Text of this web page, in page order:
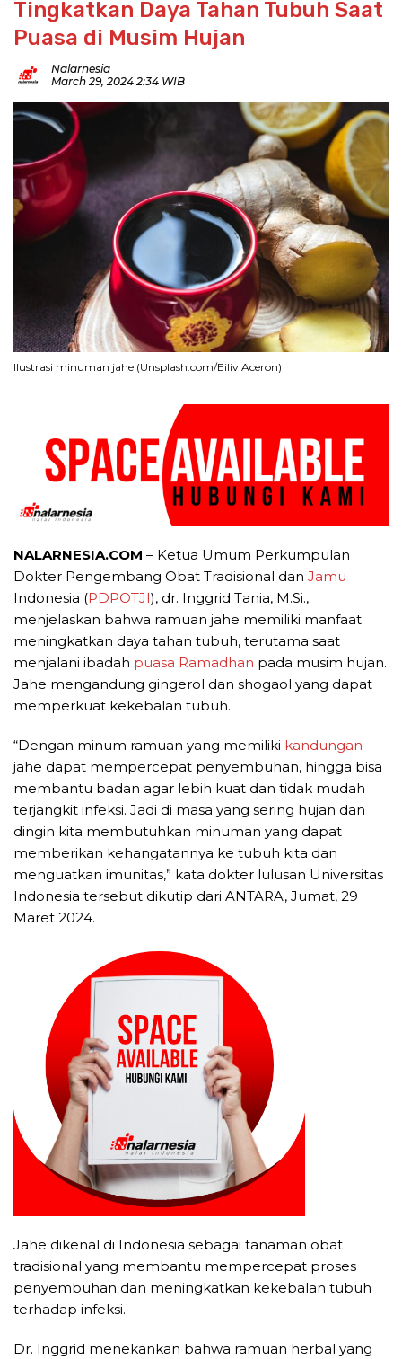
Tingkatkan Daya Tahan Tubuh Saat
Puasa di Musim Hujan
Nalarnesia
March 29, 2024 2:34 WIB
Ilustrasi minuman jahe (Unsplash.com/Eiliv Aceron)
NALARNESIA.COM – Ketua Umum Perkumpulan
Dokter Pengembang Obat Tradisional dan Jamu
Indonesia (PDPOTJI), dr. Inggrid Tania, M.Si.,
menjelaskan bahwa ramuan jahe memiliki manfaat
meningkatkan daya tahan tubuh, terutama saat
menjalani ibadah puasa Ramadhan pada musim hujan.
Jahe mengandung gingerol dan shogaol yang dapat
memperkuat kekebalan tubuh.
“Dengan minum ramuan yang memiliki kandungan
jahe dapat mempercepat penyembuhan, hingga bisa
membantu badan agar lebih kuat dan tidak mudah
terjangkit infeksi. Jadi di masa yang sering hujan dan
dingin kita membutuhkan minuman yang dapat
memberikan kehangatannya ke tubuh kita dan
menguatkan imunitas,” kata dokter lulusan Universitas
Indonesia tersebut dikutip dari ANTARA, Jumat, 29
Maret 2024.
Jahe dikenal di Indonesia sebagai tanaman obat
tradisional yang membantu mempercepat proses
penyembuhan dan meningkatkan kekebalan tubuh
terhadap infeksi.
Dr. Inggrid menekankan bahwa ramuan herbal yang